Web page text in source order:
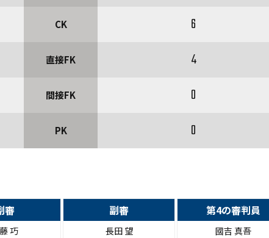
CK
6
直接FK
4
間接FK
0
PK 0
審
巧
副審
長田 望
第4の審判員
國吉 真吾